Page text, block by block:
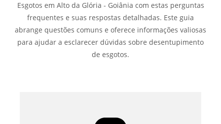
Esgotos em Alto da Glória - Goiânia com estas perguntas
frequentes e suas respostas detalhadas. Este guia
abrange questões comuns e oferece informações valiosas
para ajudar a esclarecer dúvidas sobre desentupimento
de esgotos.